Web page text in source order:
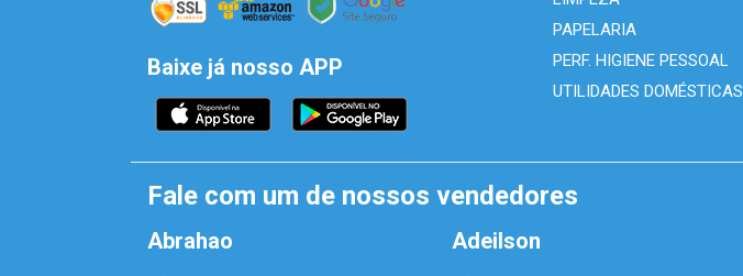
Baixe já nosso APP
PAPELARIA
PERF. HIGIENE PESSOAL
UTILIDADES DOMÉSTICAS
Fale com um de nossos vendedores
Abrahao Adeilson